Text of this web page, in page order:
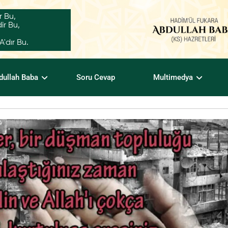
Bu,
Bu,
Bu.
Baba Soru Cevap Multimedya